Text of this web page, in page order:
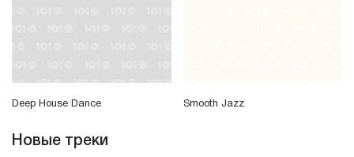
Deep House Dance Smooth Jazz
Новые треки